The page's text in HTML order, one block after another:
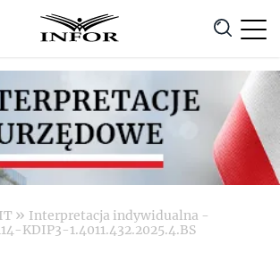
Anuluj
» Interpretacja indywidualna -
KDIP3-1.4011.432.2025.4.BS